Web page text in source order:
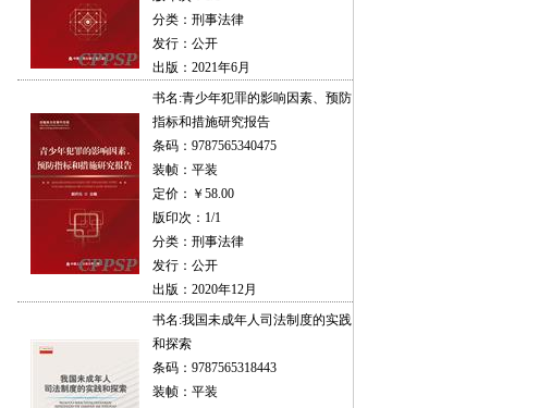
分类：刑事法律
发行：公开
出版：2021年6月
书名:青少年犯罪的影响因素、预防
指标和措施研究报告
条码：9787565340475
装帧：平装
定价：￥58.00
版印次：1/1
分类：刑事法律
发行：公开
出版：2020年12月
书名:我国未成年人司法制度的实践
和探索
条码：9787565318443
装帧：平装